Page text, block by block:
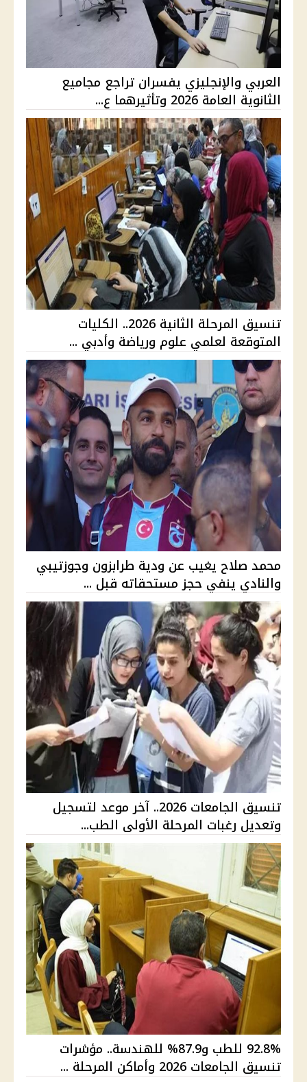
العربي والإنجليزي يفسران تراجع مجاميع
الثانوية العامة 2026 وتأثيرهما ع...
تنسيق المرحلة الثانية 2026.. الكليات
المتوقعة لعلمي علوم ورياضة وأدبي ...
محمد صلاح يغيب عن ودية طرابزون وجوزتيبي
والنادي ينفي حجز مستحقاته قبل ...
تنسيق الجامعات 2026.. آخر موعد لتسجيل
وتعديل رغبات المرحلة الأولى الطب...
92.8% للطب و87.9% للهندسة.. مؤشرات
تنسيق الجامعات 2026 وأماكن المرحلة ...